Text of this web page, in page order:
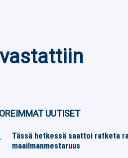
UUTISET
Tässä hetkessä saattoi ratketa
maailmanmestaruus